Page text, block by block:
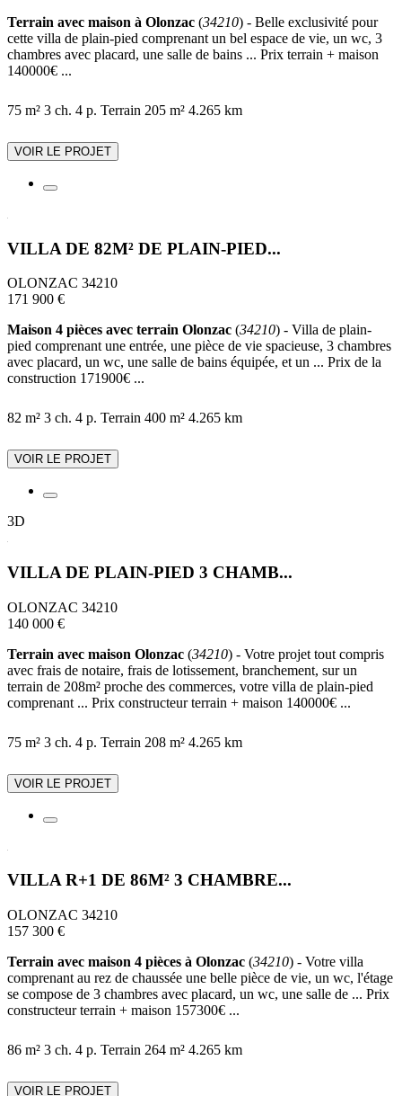
Terrain avec maison à Olonzac (34210) - Belle exclusivité pour
cette villa de plain-pied comprenant un bel espace de vie, un wc, 3
chambres avec placard, une salle de bains ... Prix terrain + maison
140000€ ...
75 m² 3 ch. 4 p. Terrain 205 m² 4.265 km
VOIR LE PROJET
VILLA DE 82M² DE PLAIN-PIED...
OLONZAC 34210
171 900 €
Maison 4 pièces avec terrain Olonzac (34210) - Villa de plain-
pied comprenant une entrée, une pièce de vie spacieuse, 3 chambres
avec placard, un wc, une salle de bains équipée, et un ... Prix de la
construction 171900€ ...
82 m² 3 ch. 4 p. Terrain 400 m² 4.265 km
VOIR LE PROJET
3D
VILLA DE PLAIN-PIED 3 CHAMB...
OLONZAC 34210
140 000 €
Terrain avec maison Olonzac (34210) - Votre projet tout compris
avec frais de notaire, frais de lotissement, branchement, sur un
terrain de 208m² proche des commerces, votre villa de plain-pied
comprenant ... Prix constructeur terrain + maison 140000€ ...
75 m² 3 ch. 4 p. Terrain 208 m² 4.265 km
VOIR LE PROJET
VILLA R+1 DE 86M² 3 CHAMBRE...
OLONZAC 34210
157 300 €
Terrain avec maison 4 pièces à Olonzac (34210) - Votre villa
comprenant au rez de chaussée une belle pièce de vie, un wc, l'étage
se compose de 3 chambres avec placard, un wc, une salle de ... Prix
constructeur terrain + maison 157300€ ...
86 m² 3 ch. 4 p. Terrain 264 m² 4.265 km
VOIR LE PROJET